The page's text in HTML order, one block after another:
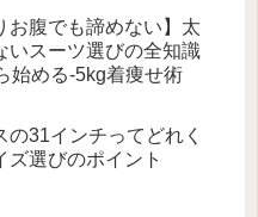
お腹でも諦めない】太
いスーツ選びの全知識
始める-5kg着痩せ術
の31インチってどれく
ズ選びのポイント